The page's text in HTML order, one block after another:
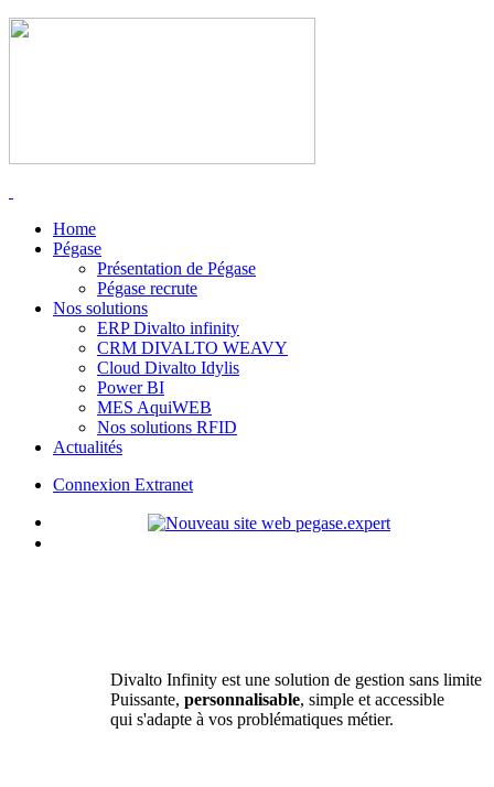
Home
Pégase
Présentation de Pégase
Pégase recrute
Nos solutions
ERP Divalto infinity
CRM DIVALTO WEAVY
Cloud Divalto Idylis
Power BI
MES AquiWEB
Nos solutions RFID
Actualités
Connexion Extranet
Divalto Infinity est une solution de gestion sans limite
Puissante, personnalisable, simple et accessible
qui s'adapte à vos problématiques métier.